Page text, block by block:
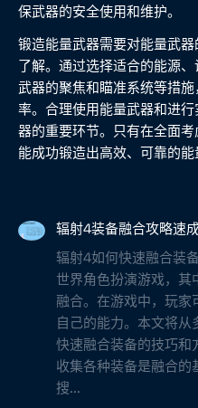
保武器的安全使用和维护。
锻造能量武器需要对能量武
了解。通过选择适合的能源
武器的聚焦和瞄准系统等措
率。合理使用能量武器和进
器的重要环节。只有在全面
能成功锻造出高效、可靠的能
辐射4装备融合攻略速
辐射4如何快速融合装
世界角色扮演游戏，其
融合。在游戏中，玩家
自己的能力。本文将
快速融合装备的技巧和
收集各种装备是融合的
搜...